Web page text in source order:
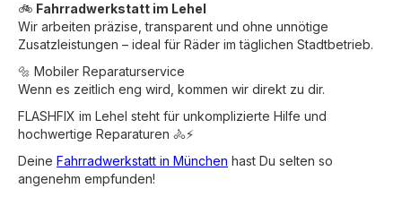
🚲 Fahrradwerkstatt im Lehel
Wir arbeiten präzise, transparent und ohne unnötige
Zusatzleistungen – ideal für Räder im täglichen Stadtbetrieb.
🔩 Mobiler Reparaturservice
Wenn es zeitlich eng wird, kommen wir direkt zu dir.
FLASHFIX im Lehel steht für unkomplizierte Hilfe und
hochwertige Reparaturen 🚴⚡
Deine Fahrradwerkstatt in München hast Du selten so
angenehm empfunden!